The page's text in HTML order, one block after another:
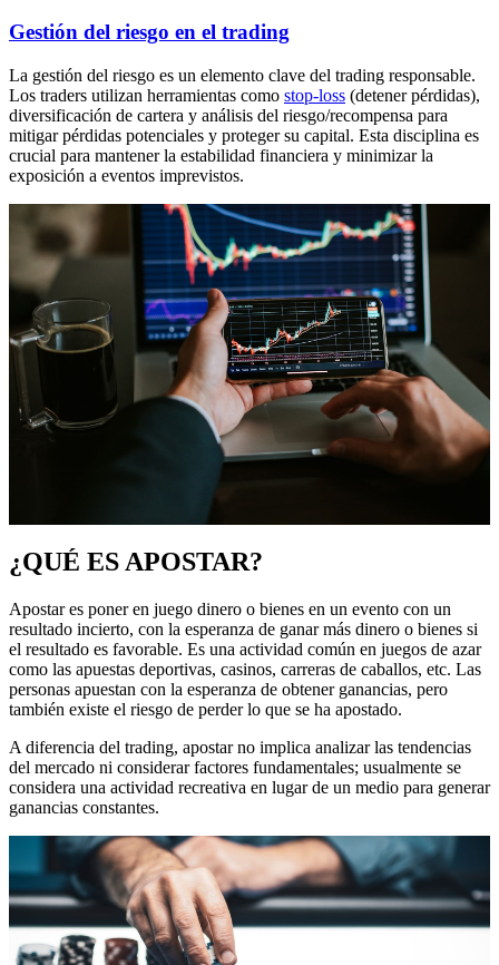
Gestión del riesgo en el trading
La gestión del riesgo es un elemento clave del trading responsable.
Los traders utilizan herramientas como stop-loss (detener pérdidas),
diversificación de cartera y análisis del riesgo/recompensa para
mitigar pérdidas potenciales y proteger su capital. Esta disciplina es
crucial para mantener la estabilidad financiera y minimizar la
exposición a eventos imprevistos.
¿QUÉ ES APOSTAR?
Apostar es poner en juego dinero o bienes en un evento con un
resultado incierto, con la esperanza de ganar más dinero o bienes si
el resultado es favorable. Es una actividad común en juegos de azar
como las apuestas deportivas, casinos, carreras de caballos, etc. Las
personas apuestan con la esperanza de obtener ganancias, pero
también existe el riesgo de perder lo que se ha apostado.
A diferencia del trading, apostar no implica analizar las tendencias
del mercado ni considerar factores fundamentales; usualmente se
considera una actividad recreativa en lugar de un medio para generar
ganancias constantes.